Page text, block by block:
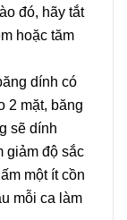
đó, hãy tắt
hoặc tăm
dính có
2 mặt, băng
sẽ dính
giảm độ sắc
một ít cồn
mỗi ca làm